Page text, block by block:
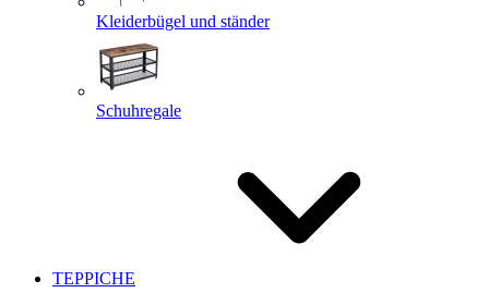
Kleiderbügel und ständer
Schuhregale
TEPPICHE